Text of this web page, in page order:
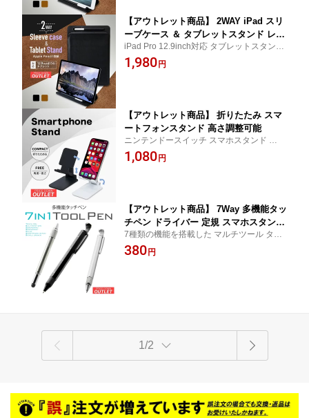
【アウトレット商品】 2WAY iPad スリ
ーブケース ＆ タブレットスタンド レザ
ー調 iPad Pro 12.9inch対応 Apple Pen
cil収納 ブラック キャメル
iPad Pro 12.9inch対応 タブレットスタンド
cp3b5b
1,980円
【アウトレット商品】 折りたたみ スマ
ートフォンスタンド 高さ調整可能
ニンテンドースイッチ スマホスタンド 壁掛
け アーム iphone ipad mini ipad pro Androi
d Xperia huawei Nec Samsung Galaxy Nint
1,080円
【アウトレット商品】 7Way 多機能タッ
チペン ドライバー 定規 スマホスタンド
栓抜き ボールペン 充電不要 ブラック
シルバー
7種類の機能を搭載した マルチツール タッ
チペン iPhone iiPad Android スマートフォ
ン タブレット cp3b5b
380円
1/2